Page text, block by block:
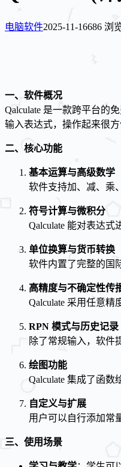
电脑软件2025-11-16686 浏
一、软件概况
Qalculate 是一款跨平台的
输入表达式，操作起来很方
二、核心功能
基本运算与高级数学
软件支持加、减、乘
符号计算与微积分
Qalculate 能对表达
单位换算与货币转换
软件内置了完整的国
高精度与不确定性传
Qalculate 采用任意
RPN 模式与历史记录
除了常规输入，软件
绘图功能
Qalculate 集成了函
自定义与扩展
用户可以自行添加常
三、使用场景